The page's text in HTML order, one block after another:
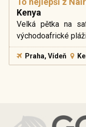
Kenya
Velká pětka na
východoafrické
Praha, Vídeň